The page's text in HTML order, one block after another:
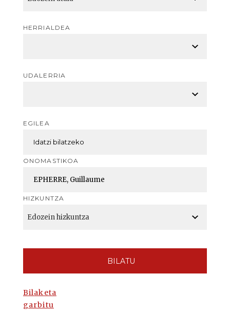
HERRIALDEA
UDALERRIA
EGILEA
ONOMASTIKOA
HIZKUNTZA
BILATU
Bilaketa
garbitu